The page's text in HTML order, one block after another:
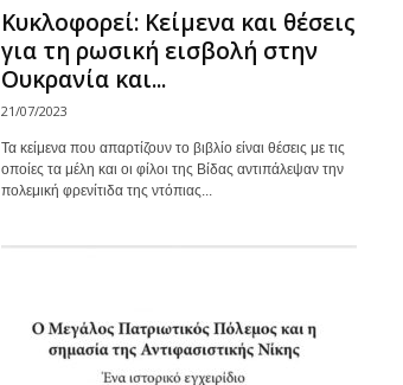
Κυκλοφορεί: Κείμενα και θέσεις
για τη ρωσική εισβολή στην
Ουκρανία και...
21/07/2023
Τα κείμενα που απαρτίζουν το βιβλίο είναι θέσεις με τις
οποίες τα μέλη και οι φίλοι της Βίδας αντιπάλεψαν την
πολεμική φρενίτιδα της ντόπιας...